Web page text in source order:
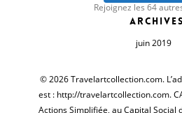
Rejoignez les 64
Archives
juin 2019
© 2026 Travelartcollection.com.
est : http://travelartcollection.com.
Actions Simplifiée, au Capital Social